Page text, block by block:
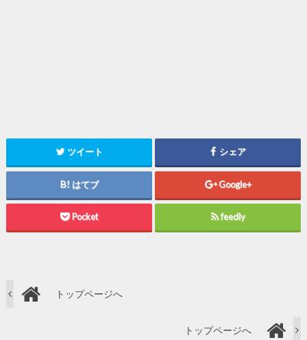
ツイート シェア
はてブ Google+
Pocket feedly
トップページへ
トップページへ